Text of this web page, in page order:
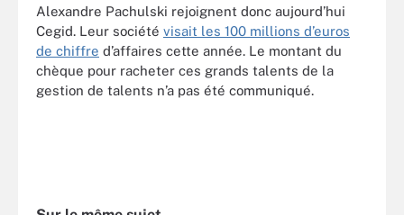
Alexandre Pachulski rejoignent donc aujourd’hui
Cegid. Leur société visait les 100 millions d’euros
de chiffre d’affaires cette année. Le montant du
chèque pour racheter ces grands talents de la
gestion de talents n’a pas été communiqué.